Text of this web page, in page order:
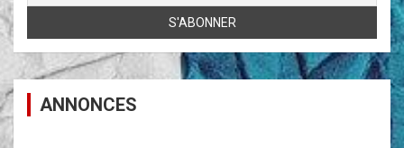
ANNONCES